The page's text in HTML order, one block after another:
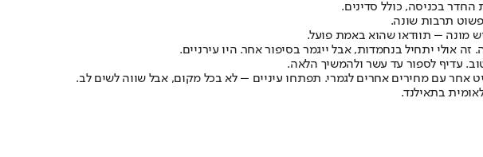
בכניסה, כולל סדינים.
פשוט תרבות שונה.
אולי יתחיל בנחמדות, אבל ייגמר בסיפור אחר. היו עירניים.
עדיף לספור עד עשר ולהמשיך הלאה.
עם מחירים אחרים לגמרי. תפתחו עיניים – לא בכל מקום, אבל שווה לשים לב.
בתאילנד.